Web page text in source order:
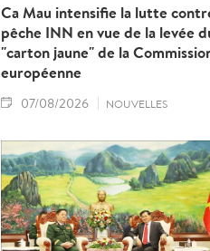
Ca Mau intensifie la lutte
pêche INN en vue de la levée
"carton jaune" de la
européenne
07/08/2026 NOUVELLES